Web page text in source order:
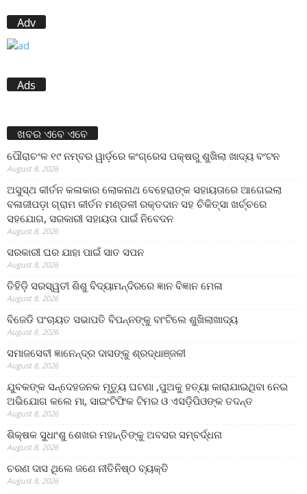
Adv
Ads
ଖବର ଏବେ ଏବେ
ପୌରାଚଂଳ ୧୯ ନମ୍ବର ୱାର୍ଡ଼ରେ କଂଗ୍ରେସ ପକ୍ଷରୁ ଶୁଖିଲା ଖାଦ୍ୟ ବଂଟନ
August 8, 2026
ଅସୁସ୍ଥ କୀର୍ତନ କଳାକାର ଲୋକନାଥ ବେହେରାଙ୍କ ସହାୟତାରେ ଆଗେଇଲା
ବଳାଜୀପଡ଼ା ଗ୍ରାମ କୀର୍ତନ ମଣ୍ଡଳୀ ରକ୍ତଦାନ ସହ ଚିକିତ୍ସା ଖର୍ଚ୍ଚରେ
ସହଯୋଗ, ସରକାରୀ ସହାୟତା ପାଇଁ ନିବେଦନ
August 8, 2026
ସରକାରୀ ଘର ଯାହା ପାଇଁ ସାତ ସପନ
August 8, 2026
ତିହିଡି଼ ସରସ୍ୱତୀ ଶିଶୁ ବିଦ୍ୟାମନ୍ଦିରରେ ଜ୍ଞାନ ବିଜ୍ଞାନ ମେଳା
August 8, 2026
ବିଜେଡି ପଂଚାୟତ ସଭାପତି ବିପନ୍ନଙ୍କୁ ବାଂଟିଲେ ଶୁଖିଲାଖାଦ୍ୟ
August 8, 2026
ସମାଜସେବୀ ଜ୍ଞାନେନ୍ଦ୍ର ଦାସଙ୍କୁ ଶ୍ରଦ୍ଧାଞ୍ଜଳୀ
August 8, 2026
ଯୁବକଙ୍କ ସନ୍ଦେହଜନକ ମୃତ୍ୟୁ ଘଟଣା ,ପୁଅକୁ ହତ୍ୟା କାରାଯାଇଥିବା ନେଇ
ଅଭିଯୋଗ କଲେ ମା, ସାଇଂଟିଫିକ ଟିମର ଓ ଏସଡ଼ିପିଓଙ୍କ ତଦନ୍ତ
August 8, 2026
ଶିକ୍ଷକ ସୁଧାଂଶୁ ଶେଖର ମହାନ୍ତିଙ୍କୁ ଅବସର ସମ୍ବର୍ଦ୍ଧନା
August 8, 2026
ଚରଣ ଦାସ ଥିଲେ ଜଣେ ନୀତିନିଷ୍ଠ ବ୍ୟକ୍ତି
August 8, 2026